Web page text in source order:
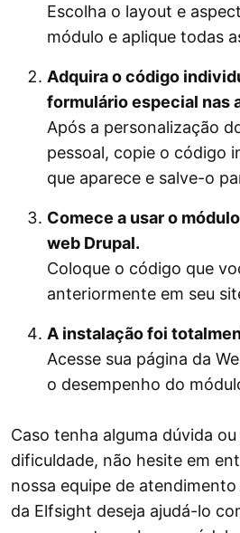
Escolha o layout e
módulo e aplique todas
Adquira o código
formulário especial nas
Após a personalização
pessoal, copie o código
que aparece e salve-o
Comece a usar o
web Drupal.
Coloque o código que
anteriormente em seu
A instalação foi
Acesse sua página da
o desempenho do
Caso tenha alguma dúvida
dificuldade, não hesite em
nossa equipe de
da Elfsight deseja ajudá-lo